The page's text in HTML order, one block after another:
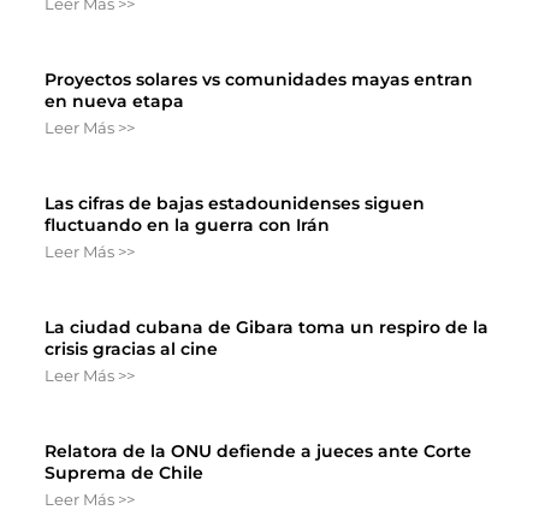
Proyectos solares vs comunidades mayas entran
en nueva etapa
Leer Más >>
Las cifras de bajas estadounidenses siguen
fluctuando en la guerra con Irán
Leer Más >>
La ciudad cubana de Gibara toma un respiro de la
crisis gracias al cine
Leer Más >>
Relatora de la ONU defiende a jueces ante Corte
Suprema de Chile
Leer Más >>